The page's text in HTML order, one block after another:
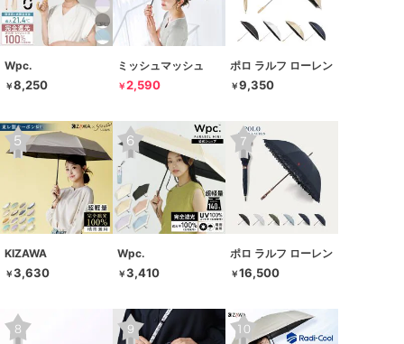
Wpc.
￥8,250
ミッシュマッシュ
￥2,590
ポロ ラルフ ローレン
￥9,350
KIZAWA
￥3,630
Wpc.
￥3,410
ポロ ラルフ ローレン
￥16,500